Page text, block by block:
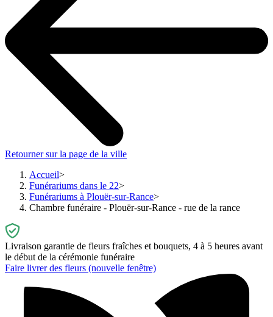
Retourner sur la page de la ville
Accueil
Funérariums dans le 22
Funérariums à Plouër-sur-Rance
Chambre funéraire - Plouër-sur-Rance - rue de la rance
Livraison garantie de fleurs fraîches et bouquets, 4 à 5 heures avant
le début de la cérémonie funéraire
Faire livrer des fleurs (nouvelle fenêtre)